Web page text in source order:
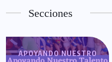
Secciones
APOYANDO NUESTRO